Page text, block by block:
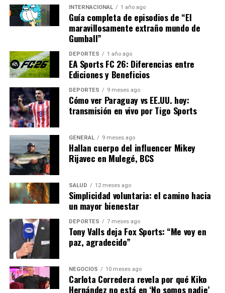
El aumento de la inflación está afectando especialmente
a las familias de ingresos bajos y medios, que destinan
una mayor proporción de sus ingresos a necesidades
básicas como alimentos y energía.
de dos hijos en Madrid, comentó:
“Cada semana veo cómo mi
presupuesto se estira
menos. Es difícil mantener
el mismo nivel de vida
cuando todo está subiendo
de precio”.
Para mitigar el impacto, el gobierno español está
considerando una serie de medidas, que incluyen
subsidios energéticos y ajustes fiscales. Sin embargo, los
expertos advierten que cualquier intervención debe ser
cuidadosamente calibrada para evitar un
sobrecalentamiento de la economía.
Mirando hacia el futuro
INTERNACIONAL 1 año ago
Guía completa de episodios de “El
maravillosamente extraño mundo de
Gumball”
DEPORTES 1 año ago
EA Sports FC 26: Diferencias entre
Ediciones y Beneficios
DEPORTES 9 meses ago
Cómo ver Paraguay vs EE.UU. hoy:
transmisión en vivo por Tigo Sports
GENERAL 9 meses ago
Hallan cuerpo del influencer Mikey
Rijavec en Mulegé, BCS
SALUD 12 meses ago
Simplicidad voluntaria: el camino hacia
un mayor bienestar
DEPORTES 7 meses ago
Tony Valls deja Fox Sports: “Me voy en
paz, agradecido”
NEGOCIOS 10 meses ago
Carlota Corredera revela por qué Kiko
Hernández no está en ‘No somos nadie’